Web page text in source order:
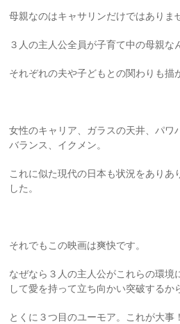
母親なのはキャサリンだけではありま
３人の主人公全員が子育て中の母親な
それぞれの夫や子どもとの関わりも描
女性のキャリア、ガラスの天井、パワ
バランス、イクメン。
これに似た現代の日本も状況をありあ
した。
それでもこの映画は爽快です。
なぜなら３人の主人公がこれらの環境
して愛を持って立ち向かい突破するか
とくに３つ目のユーモア。これが大事！